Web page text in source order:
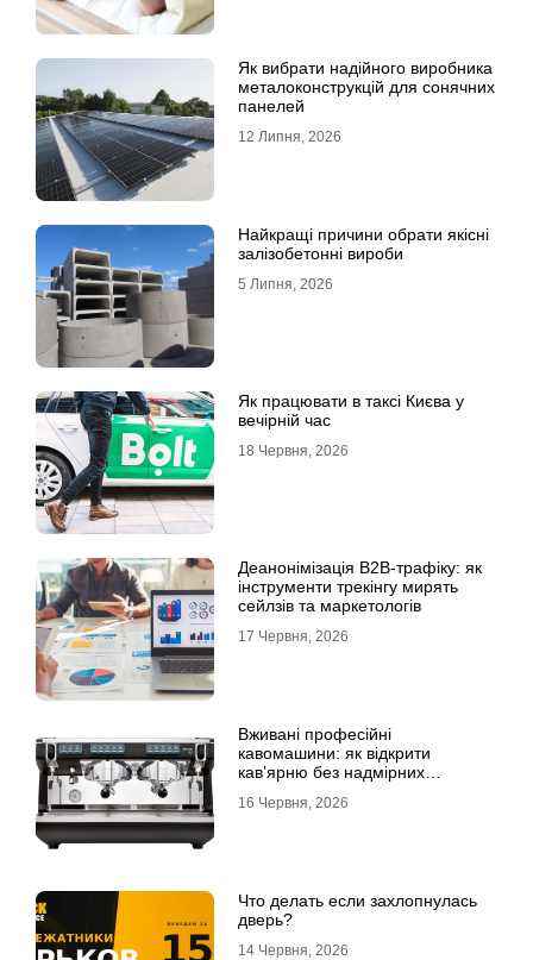
Як вибрати надійного виробника
металоконструкцій для сонячних
панелей
12 Липня, 2026
Найкращі причини обрати якісні
залізобетонні вироби
5 Липня, 2026
Як працювати в таксі Києва у
вечірній час
18 Червня, 2026
Деанонімізація B2B-трафіку: як
інструменти трекінгу мирять
сейлзів та маркетологів
17 Червня, 2026
Вживані професійні
кавомашини: як відкрити
кав’ярню без надмірних
16 Червня, 2026
Что делать если захлопнулась
дверь?
14 Червня, 2026